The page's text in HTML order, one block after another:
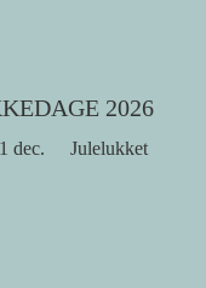
2026
dec. Julelukket